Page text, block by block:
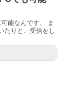
能なんです。 ま
たりと、受信をし